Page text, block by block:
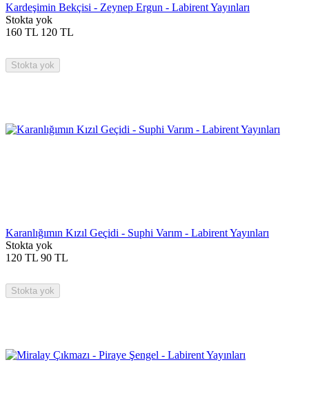
Kardeşimin Bekçisi - Zeynep Ergun - Labirent Yayınları
Stokta yok
160 TL 120 TL
Stokta yok
Karanlığımın Kızıl Geçidi - Suphi Varım - Labirent Yayınları
Stokta yok
120 TL 90 TL
Stokta yok